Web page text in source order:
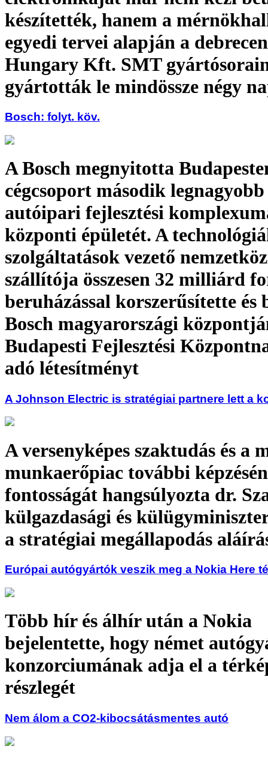
készítették, hanem a
egyedi tervei alapján a
Hungary Kft. SMT
gyártották le mindössze négy
Bosch: folyt. köv.
A Bosch megnyitotta
cégcsoport második
autóipari fejlesztési
központi épületét. A
szolgáltatások vezető
szállítója összesen 32 milliárd
beruházással korszerűsítette és
Bosch magyarországi
Budapesti Fejlesztési
adó létesítményt
A Johnson Electric is stratégiai partnere lett a
A versenyképes szaktudás és a
munkaerőpiac további
fontosságát hangsúlyozta dr.
külgazdasági és
a stratégiai megállapodás
Európai autógyártók veszik meg a Nokia Here
Több hír és álhír után a Nokia
bejelentette, hogy német
konzorciumának adja el a
részlegét
Nem álom a CO2-kibocsátásmentes autó